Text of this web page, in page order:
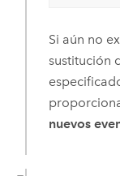
Si aún no
sustitución
nuevos